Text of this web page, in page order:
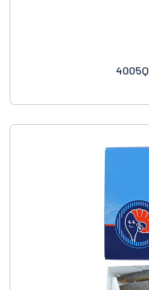
4005Q